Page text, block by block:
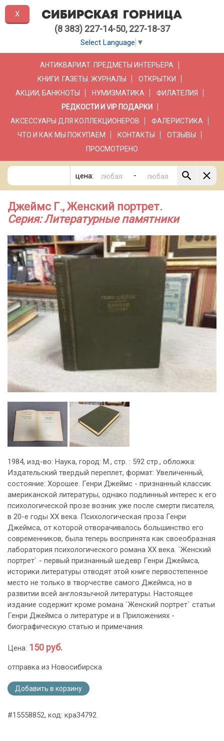
(8 383) 227-14-50, 227-18-37
Select Language ▼
АНТИКВАРИАТ. ПРЕДМЕТЫ ИНТЕРЬЕРА
КНИГИ. ГАЗЕТЫ. ЖУРНАЛЫ
ОТКРЫТКИ
АКЦИИ, БАНКНОТЫ
НУМИЗМАТИКА
ФИЛАТЕЛИЯ
РЕДКОСТИ И VIP ПОДАРКИ
АКСЕССУАРЫ ДЛЯ КОЛЛЕКЦИОНЕРОВ
ФАЛЕРИСТИКА
ЧТО И КАК МЫ ПОКУПАЕМ
КОНТАКТЫ
ОТЗЫВЫ
ПРОСМОТРЕНО
цена: -
Джеймс Г., Женский портрет.
Серия: Литературные памятники
1984, изд-во: Наука, город: М., стр. : 592 стр., обложка:
Издательский твердый переплет, формат: Увеличенный,
состояние: Хорошее. Генри Джеймс - признанный классик
американской литературы, однако подлинный интерес к его
психологической прозе возник уже после смерти писателя,
в 20-е годы ХХ века. Психологическая проза Генри
Джеймса, от которой отворачивалось большинство его
современников, была теперь воспринята как своеобразная
лаборатория психологического романа ХХ века. `Женский
портрет` - первый признанный шедевр Генри Джеймса,
историки литературы отводят этой книге первостепенное
место не только в творчестве самого Джеймса, но в
развитии всей англоязычной литературы. Настоящее
издание содержит кроме романа `Женский портрет` статьи
Генри Джеймса о литературе и в Приложениях -
биографическую статью и примечания.
Цена: 150 руб.
отправка из Новосибирска
Добавить в корзину
#15558852, код: кра34792
X